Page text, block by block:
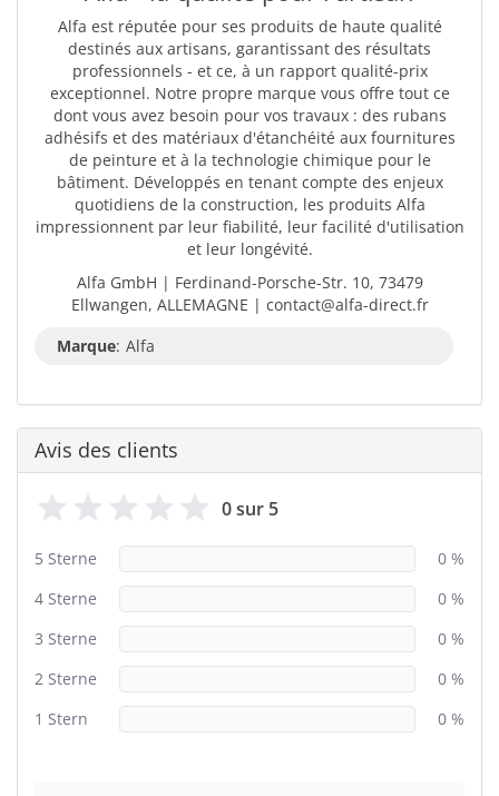
Alfa est réputée pour ses produits de haute qualité
destinés aux artisans, garantissant des résultats
professionnels - et ce, à un rapport qualité-prix
exceptionnel. Notre propre marque vous offre tout ce
dont vous avez besoin pour vos travaux : des rubans
adhésifs et des matériaux d'étanchéité aux fournitures
de peinture et à la technologie chimique pour le
bâtiment. Développés en tenant compte des enjeux
quotidiens de la construction, les produits Alfa
impressionnent par leur fiabilité, leur facilité d'utilisation
et leur longévité.
Alfa GmbH | Ferdinand-Porsche-Str. 10, 73479
Ellwangen, ALLEMAGNE | contact@alfa-direct.fr
Marque: Alfa
Avis des clients
0 sur 5
5 Sterne
0 %
4 Sterne
0 %
3 Sterne
0 %
2 Sterne
0 %
1 Stern
0 %